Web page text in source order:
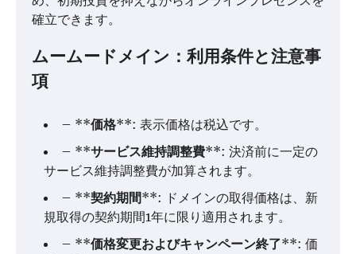
確立できます。
ムームードメイン：利用条件と注意事
項
– **価格**: 表示価格は税込です。
– **サービス維持調整費**: 決済前に一定の
サービス維持調整費が加算されます。
– **契約期間**: ドメインの取得価格は、新
規取得の契約期間1年に限り適用されます。
– **価格変更およびキャンペーン終了**: 価